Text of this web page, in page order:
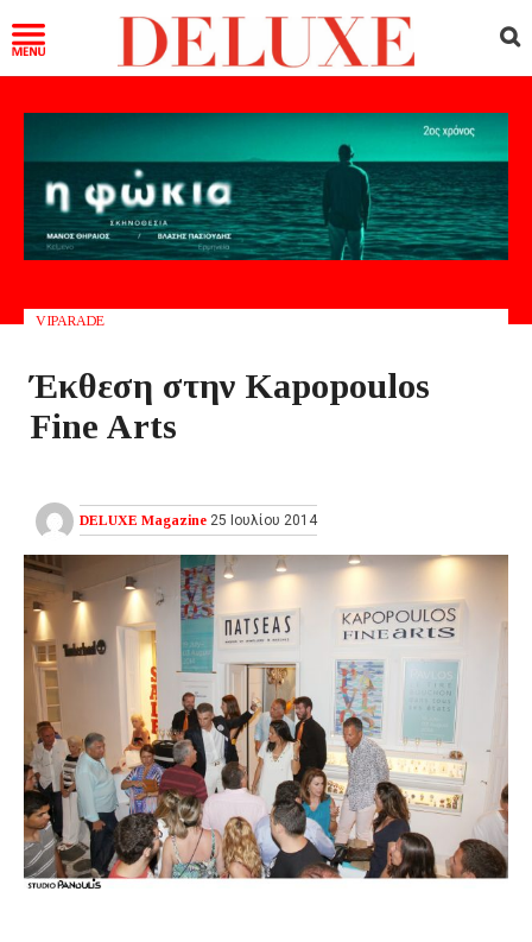
VIPARADE
Έκθεση στην Kapopoulos
Fine Arts
DELUXE Magazine 25 Ιουλίου 2014